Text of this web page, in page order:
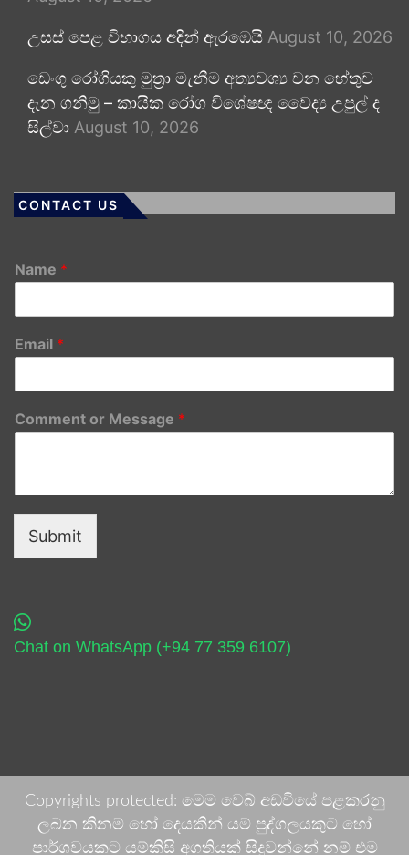
උසස් පෙළ විභාගය අදින් ඇරඹෙයි August 10, 2026
ඩෙංගු රෝගියකු ⁣මුත්‍රා මැනීම අත්‍යවශ්‍ය වන හේතුව
දැන ගනිමු – කායික රෝග විශේෂඥ වෛද්‍ය උපුල් ද
සිල්වා August 10, 2026
CONTACT US
Name *
Email *
Comment or Message *
Submit
Chat on WhatsApp (+94 77 359 6107)
Copyrights protected: මෙම වෙබ් අඩවියේ පළකරනු
ලබන කිනම් හෝ දෙයකින් යම් පුද්ගලයකුට හෝ
පාර්ශවයකට යම්කිසි අගතියක් සිදුවන්නේ නම් එම